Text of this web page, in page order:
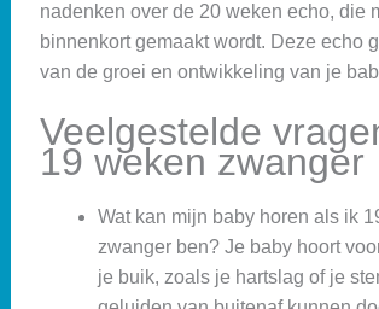
nadenken over de 20 weken echo, die
binnenkort gemaakt wordt. Deze echo
van de groei en ontwikkeling van je
Veelgestelde
19 weken zwanger
Wat kan mijn baby horen als ik
zwanger ben? Je baby hoort
je buik, zoals je hartslag of je